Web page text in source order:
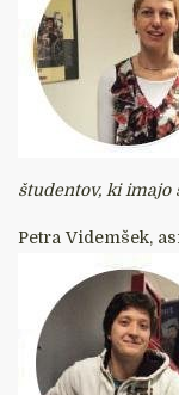
študentov, ki imajo
Petra Videmšek,